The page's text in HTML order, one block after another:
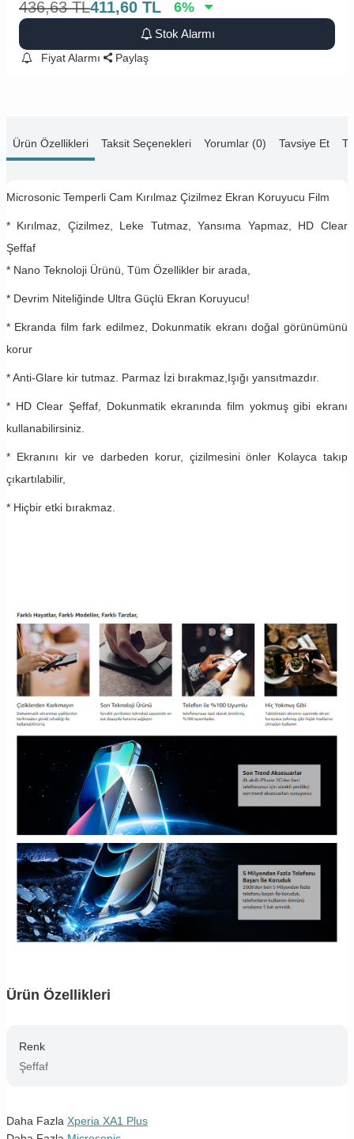
436,63 TL411,60 TL 6%
Stok Alarmı
Fiyat Alarmı Paylaş
Ürün Özellikleri Taksit Seçenekleri Yorumlar (0) Tavsiye Et
Microsonic Temperli Cam Kırılmaz Çizilmez Ekran Koruyucu Film
* Kırılmaz, Çizilmez, Leke Tutmaz, Yansıma Yapmaz, HD Clear
Şeffaf
* Nano Teknoloji Ürünü, Tüm Özellikler bir arada,
* Devrim Niteliğinde Ultra Güçlü Ekran Koruyucu!
* Ekranda film fark edilmez, Dokunmatik ekranı doğal görünümünü
korur
* Anti-Glare kir tutmaz. Parmaz İzi bırakmaz,Işığı yansıtmazdır.
* HD Clear Şeffaf, Dokunmatik ekranında film yokmuş gibi ekranı
kullanabilirsiniz.
* Ekranını kir ve darbeden korur, çizilmesini önler Kolayca takıp
çıkartılabilir,
* Hiçbir etki bırakmaz.
Ürün Özellikleri
Renk
Şeffaf
Daha Fazla Xperia XA1 Plus